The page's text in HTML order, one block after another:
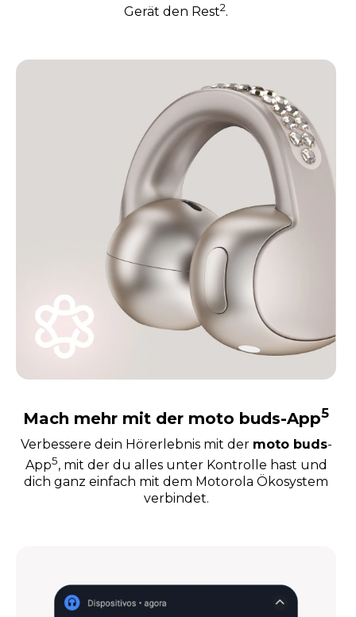
Gerät den Rest2.
Mach mehr mit der moto buds-App5
Verbessere dein Hörerlebnis mit der moto buds-
App5, mit der du alles unter Kontrolle hast und
dich ganz einfach mit dem Motorola Ökosystem
verbindet.